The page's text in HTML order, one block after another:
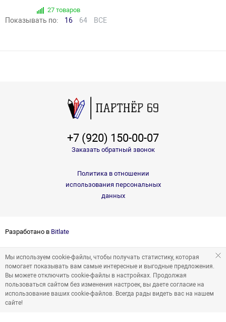
27 товаров
Показывать по: 16 64 ВСЕ
+7 (920) 150-00-07
Заказать обратный звонок
Политика в отношении
использования персональных
данных
Разработано в Bitlate
Мы используем cookie-файлы, чтобы получать статистику, которая
помогает показывать вам самые интересные и выгодные предложения.
Вы можете отключить cookie-файлы в настройках. Продолжая
пользоваться сайтом без изменения настроек, вы даете согласие на
использование ваших cookie-файлов. Всегда рады видеть вас на нашем
сайте!